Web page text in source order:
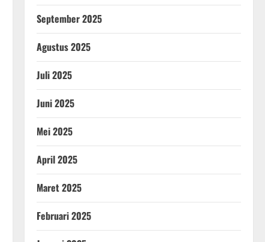
September 2025
Agustus 2025
Juli 2025
Juni 2025
Mei 2025
April 2025
Maret 2025
Februari 2025